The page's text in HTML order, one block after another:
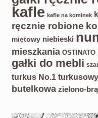
kafle kafle na kominek
ręcznie robione
miętowy niebieski
mieszkania OSTINATO
gałki do mebli
turkus No.1 turkusowy
butelkowa zielono-